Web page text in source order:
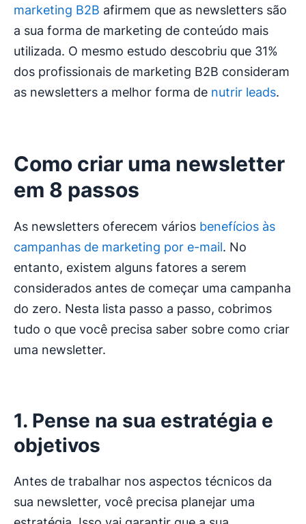
marketing B2B afirmem que as newsletters são
a sua forma de marketing de conteúdo mais
utilizada. O mesmo estudo descobriu que 31%
dos profissionais de marketing B2B consideram
as newsletters a melhor forma de nutrir leads.
Como criar uma newsletter
em 8 passos
As newsletters oferecem vários benefícios às
campanhas de marketing por e-mail. No
entanto, existem alguns fatores a serem
considerados antes de começar uma campanha
do zero. Nesta lista passo a passo, cobrimos
tudo o que você precisa saber sobre como criar
uma newsletter.
1. Pense na sua estratégia e
objetivos
Antes de trabalhar nos aspectos técnicos da
sua newsletter, você precisa planejar uma